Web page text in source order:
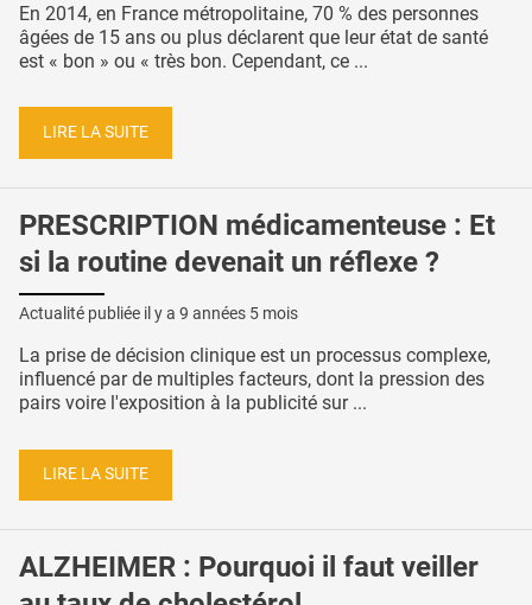
En 2014, en France métropolitaine, 70 % des personnes
âgées de 15 ans ou plus déclarent que leur état de santé
est « bon » ou « très bon. Cependant, ce ...
LIRE LA SUITE
PRESCRIPTION médicamenteuse : Et
si la routine devenait un réflexe ?
Actualité publiée il y a 9 années 5 mois
La prise de décision clinique est un processus complexe,
influencé par de multiples facteurs, dont la pression des
pairs voire l'exposition à la publicité sur ...
LIRE LA SUITE
ALZHEIMER : Pourquoi il faut veiller